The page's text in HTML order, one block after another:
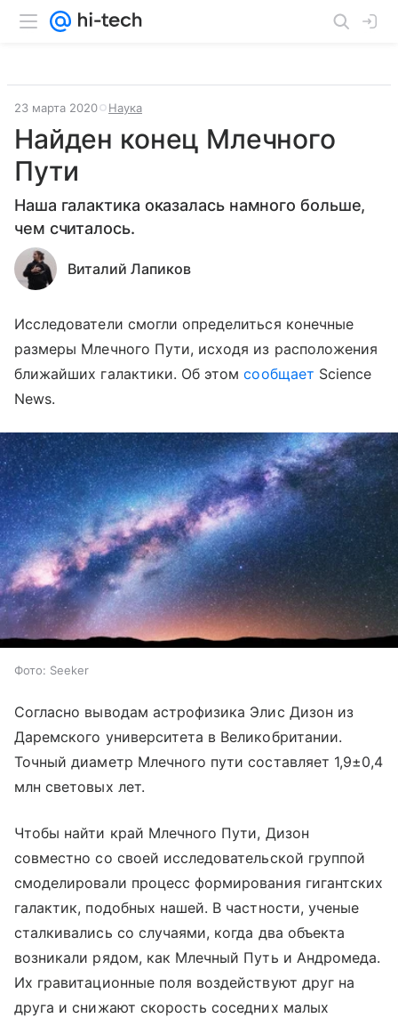
23 марта 2020 Наука
Найден конец Млечного
Пути
Наша галактика оказалась намного больше,
чем считалось.
Виталий Лапиков
Исследователи смогли определиться конечные
размеры Млечного Пути, исходя из расположения
ближайших галактики. Об этомсообщает Science
News.
Фото: Seeker
Согласно выводам астрофизика Элис Дизон из
Даремского университета в Великобритании.
Точный диаметр Млечного пути составляет 1,9±0,4
млн световых лет.
Чтобы найти край Млечного Пути, Дизон
совместно со своей исследовательской группой
смоделировали процесс формирования гигантских
галактик, подобных нашей. В частности, ученые
сталкивались со случаями, когда два объекта
возникали рядом, как Млечный Путь и Андромеда.
Их гравитационные поля воздействуют друг на
друга и снижают скорость соседних малых